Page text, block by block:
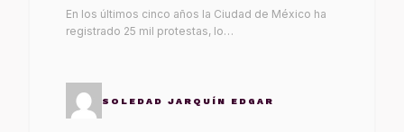
En los últimos cinco años la Ciudad de México ha
registrado 25 mil protestas, lo…
SOLEDAD JARQUÍN EDGAR